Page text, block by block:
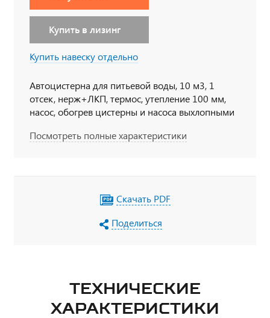
Купить в лизинг
Купить навеску отдельно
Автоцистерна для питьевой воды, 10 м3, 1
отсек, нерж+ЛКП, термос, утепление 100 мм,
насос, обогрев цистерны и насоса выхлопными
Посмотреть полные характеристики
Скачать PDF
Поделиться
ТЕХНИЧЕСКИЕ
ХАРАКТЕРИСТИКИ